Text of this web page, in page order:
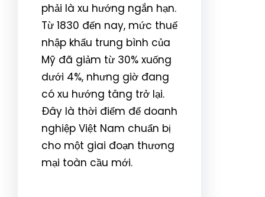
phải là xu hướng ngắn hạn.
Từ 1830 đến nay, mức thuế
nhập khẩu trung bình của
Mỹ đã giảm từ 30% xuống
dưới 4%, nhưng giờ đang
có xu hướng tăng trở lại.
Đây là thời điểm để doanh
nghiệp Việt Nam chuẩn bị
cho một giai đoạn thương
mại toàn cầu mới.